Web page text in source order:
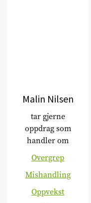
Malin Nilsen
tar gjerne
oppdrag som
handler om
Overgrep
Mishandling
Oppvekst